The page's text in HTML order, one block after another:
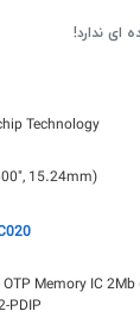
ای ندارد!
Technology
15.24mm)
OTP Memory IC
PDIP